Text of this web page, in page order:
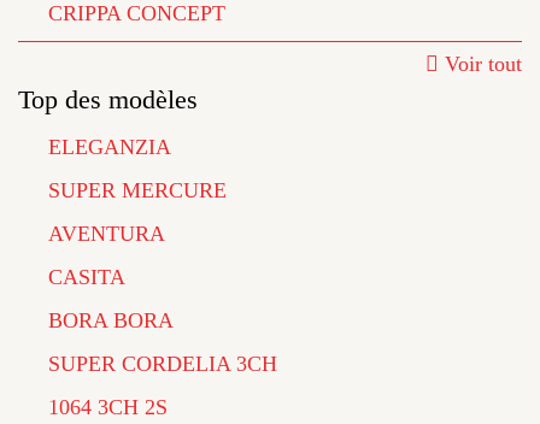
CRIPPA CONCEPT
Voir tout
Top des modèles
ELEGANZIA
SUPER MERCURE
AVENTURA
CASITA
BORA BORA
SUPER CORDELIA 3CH
1064 3CH 2S